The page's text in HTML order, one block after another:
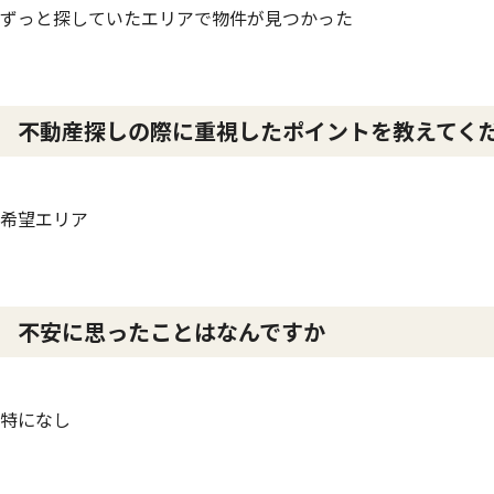
ずっと探していたエリアで物件が見つかった
不動産探しの際に重視したポイントを教えてく
希望エリア
不安に思ったことはなんですか
特になし